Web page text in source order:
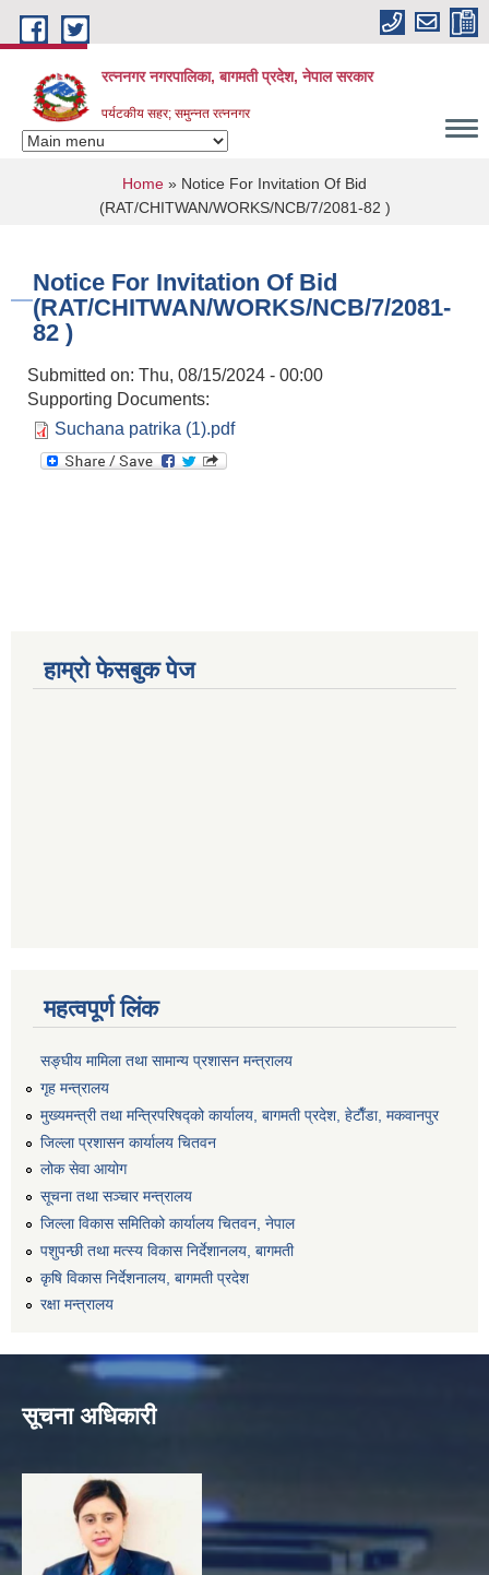
Skip to main content
रत्ननगर नगरपालिका, बागमती प्रदेश, नेपाल सरकार
पर्यटकीय सहर; समुन्नत रत्ननगर
You are here
Home » Notice For Invitation Of Bid
(RAT/CHITWAN/WORKS/NCB/7/2081-82 )
Notice For Invitation Of Bid
(RAT/CHITWAN/WORKS/NCB/7/2081-
82 )
Submitted on: Thu, 08/15/2024 - 00:00
Supporting Documents:
Suchana patrika (1).pdf
हाम्रो फेसबुक पेज
महत्वपूर्ण लिंक
सङ्‍घीय मामिला तथा सामान्य प्रशासन मन्त्रालय
गृह मन्त्रालय
मुख्यमन्त्री तथा मन्त्रिपरिषद्को कार्यालय, बागमती प्रदेश, हेटाैँडा, मकवानपुर
जिल्ला प्रशासन कार्यालय चितवन
लोक सेवा आयोग
सूचना तथा सञ्चार मन्त्रालय
जिल्ला विकास समितिको कार्यालय चितवन, नेपाल
पशुपन्छी तथा मत्स्य विकास निर्देशानलय, बागमती
कृषि विकास निर्देशनालय, बागमती प्रदेश
रक्षा मन्त्रालय
सूचना अधिकारी